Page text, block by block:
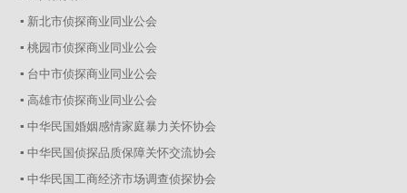
▪ 新北市侦探商业同业公会
▪ 桃园市侦探商业同业公会
▪ 台中市侦探商业同业公会
▪ 高雄市侦探商业同业公会
▪ 中华民国婚姻感情家庭暴力关怀协会
▪ 中华民国侦探品质保障关怀交流协会
▪ 中华民国工商经济市场调查侦探协会